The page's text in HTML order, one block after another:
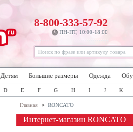
8-800-333-57-92
ПН-ПТ, 10:00-18:00
Детям Большие размеры Одежда
D E F G H I J K
Главная RONCATO
Интернет-магазин RONCATO